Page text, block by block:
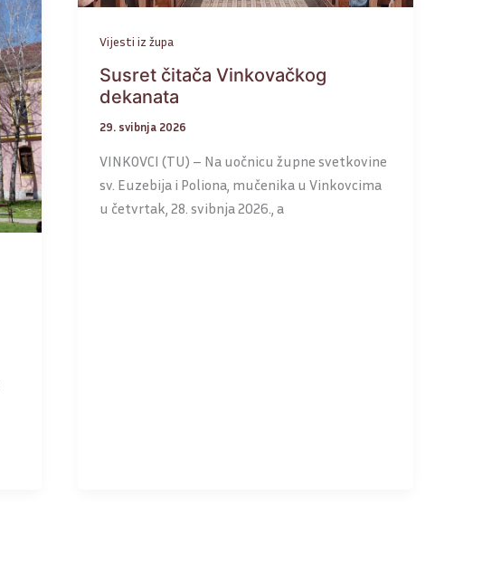
Vijesti iz župa
Susret čitača Vinkovačkog
dekanata
29. svibnja 2026
VINKOVCI (TU) – Na uočnicu župne svetkovine
sv. Euzebija i Poliona, mučenika u Vinkovcima
u četvrtak, 28. svibnja 2026., a